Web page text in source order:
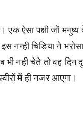
एक ऐसा पक्षी जों मनुष्य
इस नन्ही चिड़िया ने
भी नही चेते तो वह दिन
में ही नजर आएगा।